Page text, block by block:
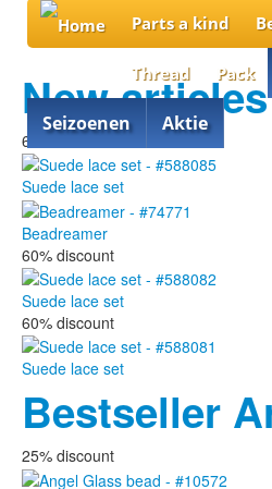
Parts a kind
Thread Pack
Seizoenen Aktie
New articles
60% discount
Suede lace set
Beadreamer
60% discount
Suede lace set
60% discount
Suede lace set
Bestseller
25% discount